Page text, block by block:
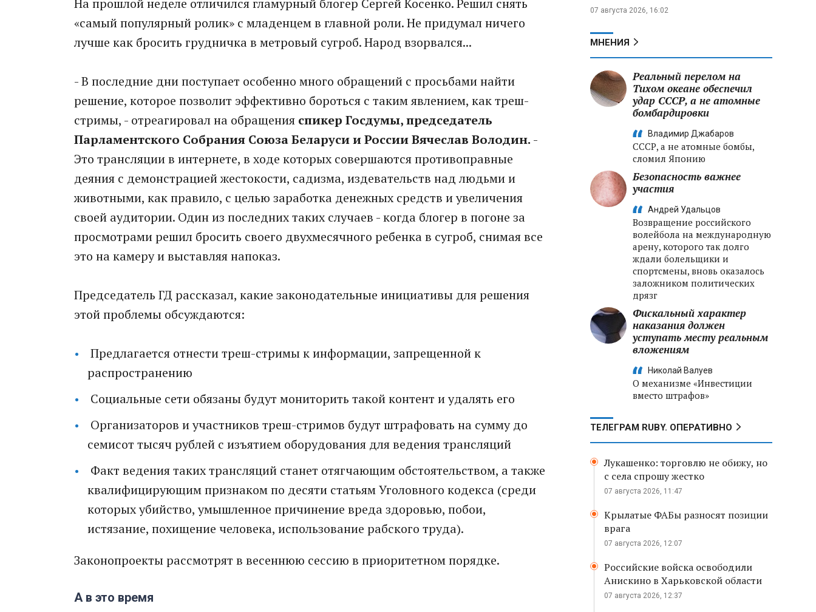
На прошлой неделе отличился гламурный блогер Сергей Косенко. Решил снять
«самый популярный ролик» с младенцем в главной роли. Не придумал ничего
лучше как бросить грудничка в метровый сугроб. Народ взорвался...
- В последние дни поступает особенно много обращений с просьбами найти
решение, которое позволит эффективно бороться с таким явлением, как треш-
стримы, - отреагировал на обращения спикер Госдумы, председатель
Парламентского Собрания Союза Беларуси и России Вячеслав Володин. -
Это трансляции в интернете, в ходе которых совершаются противоправные
деяния с демонстрацией жестокости, садизма, издевательств над людьми и
животными, как правило, с целью заработка денежных средств и увеличения
своей аудитории. Один из последних таких случаев - когда блогер в погоне за
просмотрами решил бросить своего двухмесячного ребенка в сугроб, снимая все
это на камеру и выставляя напоказ.
Председатель ГД рассказал, какие законодательные инициативы для решения
этой проблемы обсуждаются:
Предлагается отнести треш-стримы к информации, запрещенной к
распространению
Социальные сети обязаны будут мониторить такой контент и удалять его
Организаторов и участников треш-стримов будут штрафовать на сумму до
семисот тысяч рублей с изъятием оборудования для ведения трансляций
Факт ведения таких трансляций станет отягчающим обстоятельством, а также
квалифицирующим признаком по десяти статьям Уголовного кодекса (среди
которых убийство, умышленное причинение вреда здоровью, побои,
истязание, похищение человека, использование рабского труда).
Законопроекты рассмотрят в весеннюю сессию в приоритетном порядке.
А в это время
криптообменников в «Москва-
украинские call-центры
Турчин: Механизм
промкооперации в ЕАЭС «не
заработал в полную силу»,
нужны доработки
07 августа 2026, 16:02
МНЕНИЯ
Реальный перелом на
Тихом океане обеспечил
удар СССР, а не атомные
бомбардировки
Владимир Джабаров
СССР, а не атомные бомбы,
сломил Японию
Безопасность важнее
участия
Андрей Удальцов
Возвращение российского
волейбола на международную
арену, которого так долго
ждали болельщики и
спортсмены, вновь оказалось
заложником политических
дрязг
Фискальный характер
наказания должен
уступать месту реальным
вложениям
Николай Валуев
О механизме «Инвестиции
вместо штрафов»
ТЕЛЕГРАМ RUBY. ОПЕРАТИВНО
Лукашенко: торговлю не обижу, но
с села спрошу жестко
07 августа 2026, 11:47
Крылатые ФАБы разносят позиции
врага
07 августа 2026, 12:07
Российские войска освободили
Анискино в Харьковской области
07 августа 2026, 12:37